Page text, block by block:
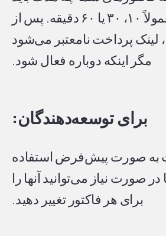
فعال بمانند، معمولاً ۱۰، ۳۰ یا ۶۰ دقیقه. پس از
لینک پرداخت نامعتبر می‌شود
مگر اینکه دوباره فعال شود.
برای توسعه‌دهندگان:
به صورت پیش‌فرض استفاده
صورت نیاز می‌توانید آنها را
برای هر فاکتور تغییر دهید.